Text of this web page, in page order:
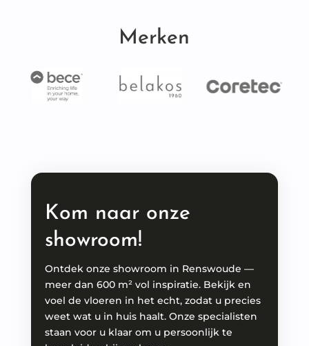
Merken
Kom naar onze
showroom!
Ontdek onze showroom in Renswoude —
meer dan 600 m² vol inspiratie. Bekijk en
voel de vloeren in het echt, zodat u precies
weet wat u in huis haalt. Onze specialisten
staan voor u klaar om u persoonlijk te